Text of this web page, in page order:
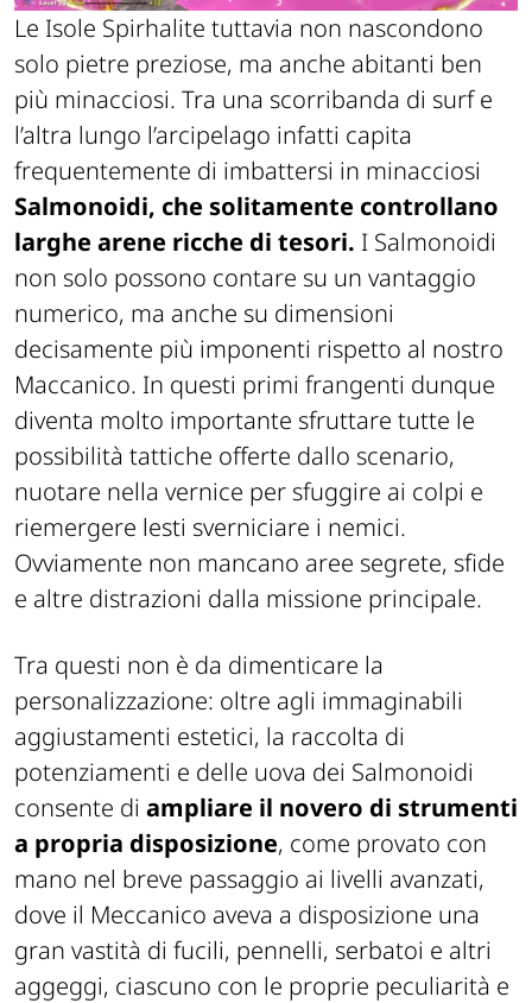
Le Isole Spirhalite tuttavia non nascondono
solo pietre preziose, ma anche abitanti ben
più minacciosi. Tra una scorribanda di surf e
l’altra lungo l’arcipelago infatti capita
frequentemente di imbattersi in minacciosi
Salmonoidi, che solitamente controllano
larghe arene ricche di tesori. I Salmonoidi
non solo possono contare su un vantaggio
numerico, ma anche su dimensioni
decisamente più imponenti rispetto al nostro
Maccanico. In questi primi frangenti dunque
diventa molto importante sfruttare tutte le
possibilità tattiche offerte dallo scenario,
nuotare nella vernice per sfuggire ai colpi e
riemergere lesti sverniciare i nemici.
Ovviamente non mancano aree segrete, sfide
e altre distrazioni dalla missione principale.
Tra questi non è da dimenticare la
personalizzazione: oltre agli immaginabili
aggiustamenti estetici, la raccolta di
potenziamenti e delle uova dei Salmonoidi
consente di ampliare il novero di strumenti
a propria disposizione, come provato con
mano nel breve passaggio ai livelli avanzati,
dove il Meccanico aveva a disposizione una
gran vastità di fucili, pennelli, serbatoi e altri
aggeggi, ciascuno con le proprie peculiarità e